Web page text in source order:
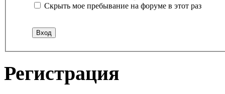
Скрыть мое пребывание на форуме в этот раз
Регистрация